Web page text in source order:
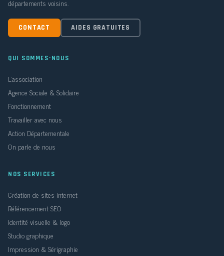
départements voisins.
CONTACT AIDES GRATUITES
QUI SOMMES-NOUS
L'association
Agence Sociale & Solidaire
Fonctionnement
Travailler avec nous
Action Départementale
On parle de nous
NOS SERVICES
Création de sites internet
Référencement SEO
Identité visuelle & logo
Studio graphique
Impression & Sérigraphie